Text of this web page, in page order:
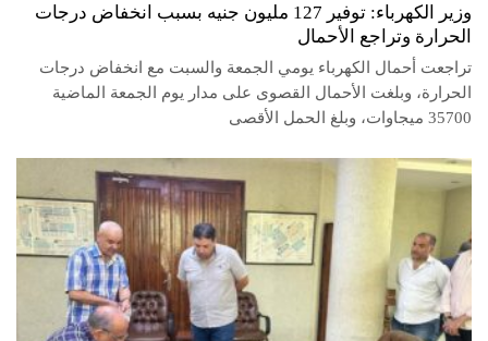
وزير الكهرباء: توفير 127 مليون جنيه بسبب انخفاض درجات
الحرارة وتراجع الأحمال
تراجعت أحمال الكهرباء يومي الجمعة والسبت مع انخفاض درجات
الحرارة، وبلغت الأحمال القصوى على مدار يوم الجمعة الماضية
35700 ميجاوات، وبلغ الحمل الأقصى